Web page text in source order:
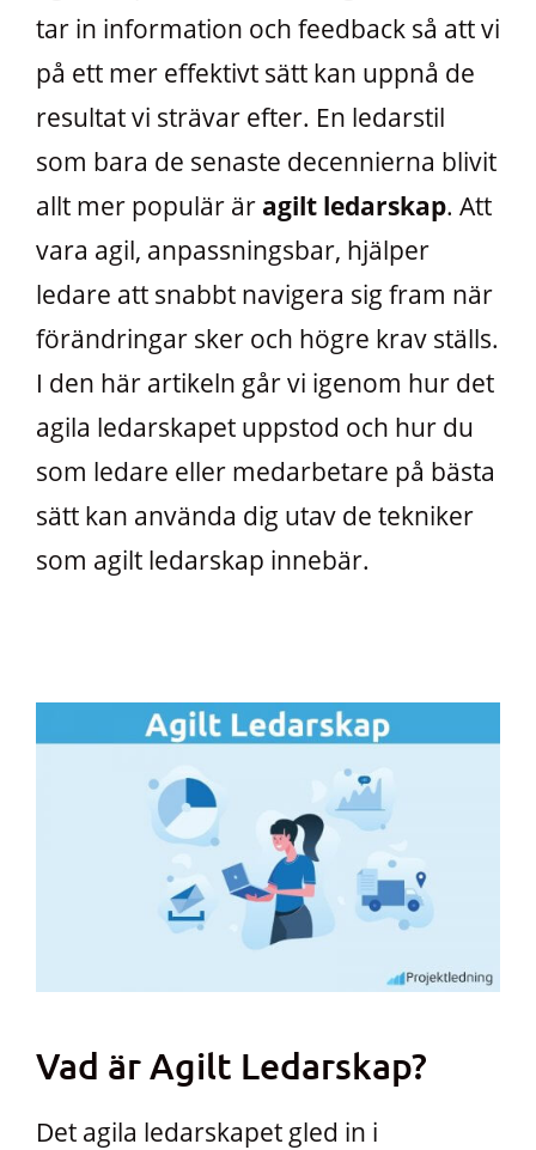
tar in information och feedback så att vi
på ett mer effektivt sätt kan uppnå de
resultat vi strävar efter. En ledarstil
som bara de senaste decennierna blivit
allt mer populär är agilt ledarskap. Att
vara agil, anpassningsbar, hjälper
ledare att snabbt navigera sig fram när
förändringar sker och högre krav ställs.
I den här artikeln går vi igenom hur det
agila ledarskapet uppstod och hur du
som ledare eller medarbetare på bästa
sätt kan använda dig utav de tekniker
som agilt ledarskap innebär.
Vad är Agilt Ledarskap?
Det agila ledarskapet gled in i